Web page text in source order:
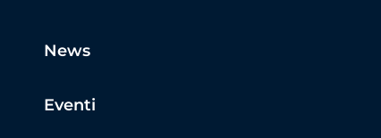
News
Eventi